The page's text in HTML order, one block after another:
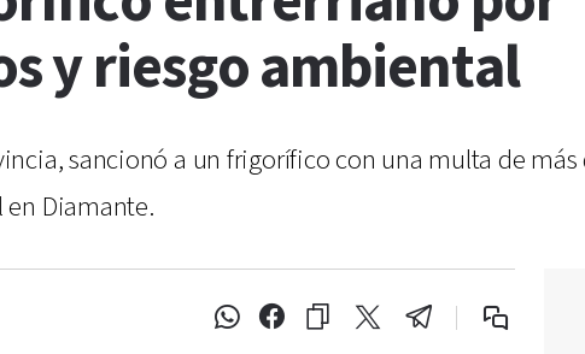
y riesgo ambiental
sancionó a un frigorífico con una multa de
Diamante.